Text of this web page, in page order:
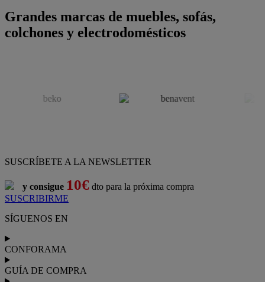
Grandes marcas de muebles, sofás,
colchones y electrodomésticos
SUSCRÍBETE A LA NEWSLETTER
y consigue 10€ dto para la próxima compra
SUSCRIBIRME
SÍGUENOS EN
CONFORAMA
GUÍA DE COMPRA